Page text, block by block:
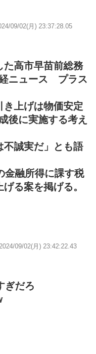
09/02(月) 23:37:28.05
た高市早苗前総務
ニュース プラス
き上げは物価安定
後に実施する考え
不誠実だ」とも語
金融所得に課す税
る案を掲げる。
2024/09/02(月) 23:42:22.43
ぎだろ